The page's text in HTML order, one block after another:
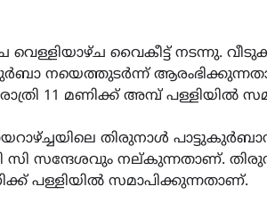
വെള്ളിയാഴ്‌ച വൈകീട്ട് നടന്നു.
കുർബാ നയെത്തുടർന്ന്
രാത്രി 11 മണിക്ക് അമ്പ് പള്ളിയിൽ
തിരുനാൾ
സന്ദേശവും നല്കുന്നതാണ്.
പള്ളിയിൽ സമാപിക്കുന്നതാണ്.